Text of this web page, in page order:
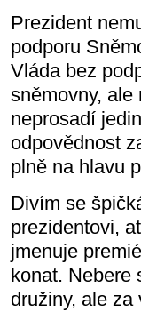
Prezident
podporu
Vláda bez
sněmovny,
neprosadí
odpovědnost
plně na hlavu
Divím se
prezidentovi,
jmenuje
konat. Nebere
družiny, ale